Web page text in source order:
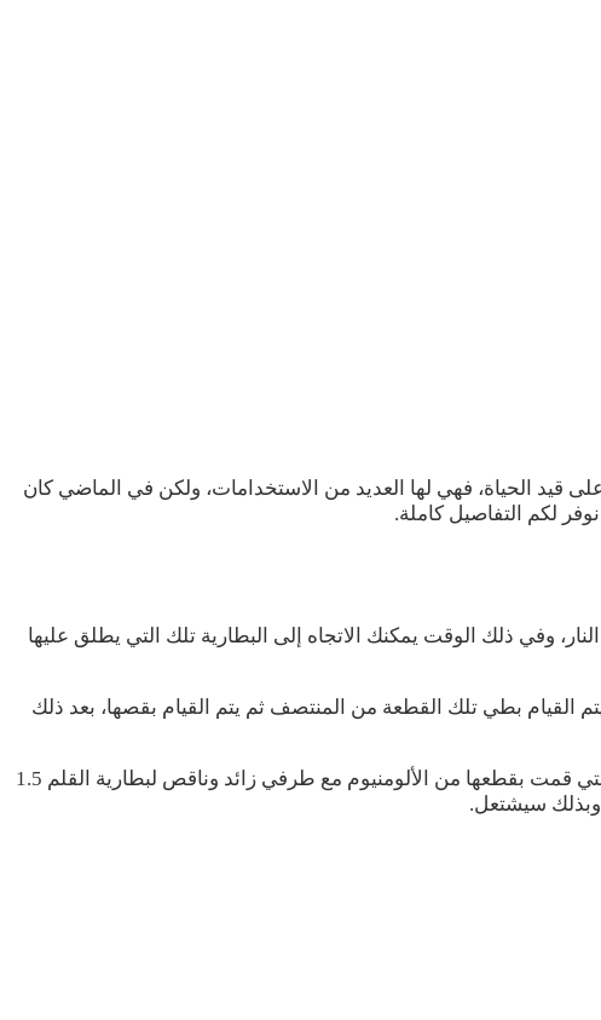
قيد الحياة، فهي لها العديد من الاستخدامات، ولكن في الماضي كان
لكم التفاصيل كاملة.
وفي ذلك الوقت يمكنك الاتجاه إلى البطارية تلك التي يطلق عليها
بطي تلك القطعة من المنتصف ثم يتم القيام بقصها، بعد ذلك
قم بوضع المنديل داخل الشيء الذي تريد أن تقوم باستخدامه كموقد، بعد ذلك تلمس الجانب المشرق من نهاية تلك القطعة التي قمت بقطعها من الألومنيوم مع طرفي زائد وناقص لبطارية القلم 1.5
وبذلك سيشتعل.